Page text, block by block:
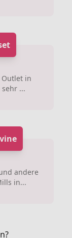
Outlet in
...
andere
in...